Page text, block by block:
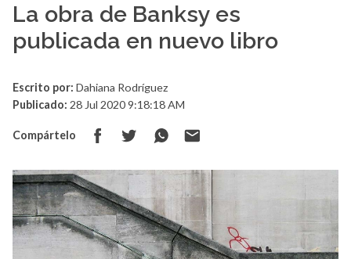
La obra de Banksy es
publicada en nuevo libro
Escrito por: Dahiana Rodríguez
Publicado: 28 Jul 2020 9:18:18 AM
Compártelo